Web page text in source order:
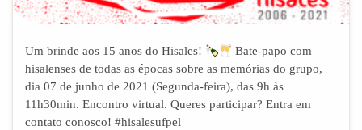
Um brinde aos 15 anos do Hisales!
Bate-papo com
hisalenses de todas as épocas sobre as memórias do grupo,
dia 07 de junho de 2021 (Segunda-feira), das 9h às
11h30min. Encontro virtual. Queres participar? Entra em
contato conosco! #hisalesufpel